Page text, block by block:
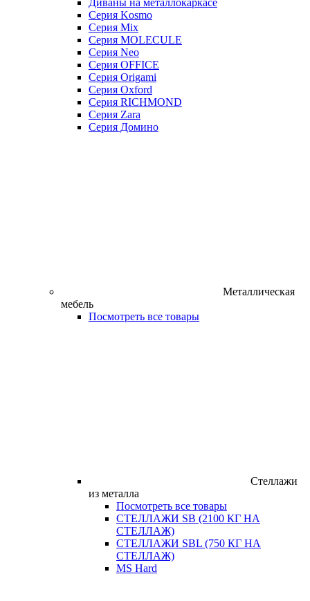
Диваны на металлокаркасе
Серия Kosmo
Серия Mix
Серия MOLECULE
Серия Neo
Серия OFFICE
Серия Origami
Серия Oxford
Серия RICHMOND
Серия Zara
Серия Домино
Металлическая
мебель
Посмотреть все товары
Стеллажи
из металла
Посмотреть все товары
СТЕЛЛАЖИ SB (2100 КГ НА
СТЕЛЛАЖ)
СТЕЛЛАЖИ SBL (750 КГ НА
СТЕЛЛАЖ)
MS Hard